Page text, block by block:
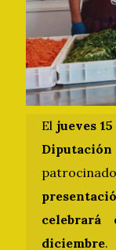
Eljueves
diciembre.